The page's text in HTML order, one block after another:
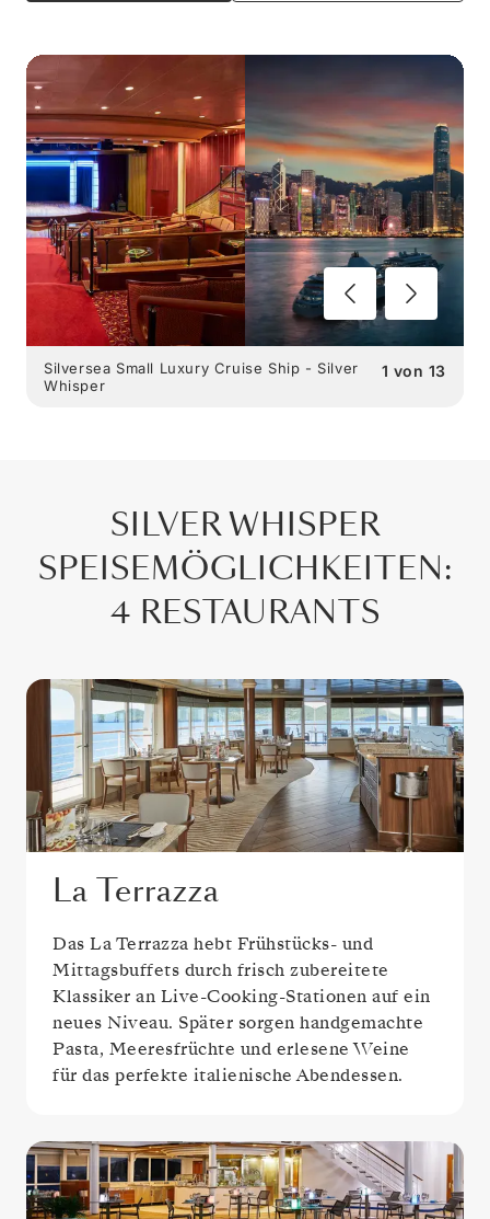
1 von 13
Silversea Small Luxury Cruise Ship - Silver
Whisper
SILVER WHISPER
SPEISEMÖGLICHKEITEN:
4 RESTAURANTS
La Terrazza
Das La Terrazza hebt Frühstücks- und
Mittagsbuffets durch frisch zubereitete
Klassiker an Live-Cooking-Stationen auf ein
neues Niveau. Später sorgen handgemachte
Pasta, Meeresfrüchte und erlesene Weine
für das perfekte italienische Abendessen.